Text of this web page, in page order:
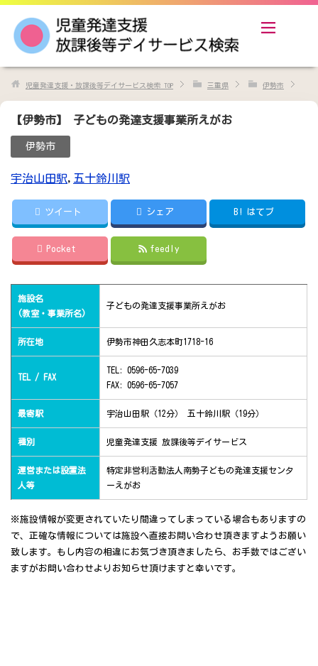
児童発達支援・放課後等デイサービス検索 TOP 三重県 伊勢市
【伊勢市】 子どもの発達支援事業所えがお
伊勢市
宇治山田駅, 五十鈴川駅
ツイート シェア B! はてブ
Pocket feedly
施設名
(教室・事業所名)
子どもの発達支援事業所えがお
所在地 伊勢市神田久志本町1718-16
TEL / FAX
TEL: 0596-65-7039
FAX: 0596-65-7057
最寄駅 宇治山田駅（12分） 五十鈴川駅（19分）
種別 児童発達支援 放課後等デイサービス
運営または設置法
人等
特定非営利活動法人南勢子どもの発達支援センタ
ーえがお
※施設情報が変更されていたり間違ってしまっている場合もありますの
で、正確な情報については施設へ直接お問い合わせ頂きますようお願い
致します。もし内容の相違にお気づき頂きましたら、お手数ではござい
ますがお問い合わせよりお知らせ頂けますと幸いです。